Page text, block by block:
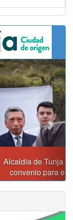
firmaron
vía Moniquirá
Next